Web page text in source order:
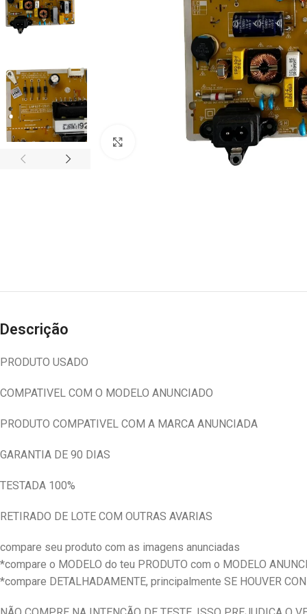
Abrir imagem
Descrição
PRODUTO USADO
COMPATIVEL COM O MODELO ANUNCIADO
PRODUTO COMPATIVEL COM A MARCA ANUNCIADA
GARANTIA DE 90 DIAS
TESTADA 100%
RETIRADO DE LOTE COM OUTRAS AVARIAS
compare seu produto com as imagens anunciadas
*compare o MODELO do teu PRODUTO com o MODELO
*compare DETALHADAMENTE, principalmente SE HOUVER